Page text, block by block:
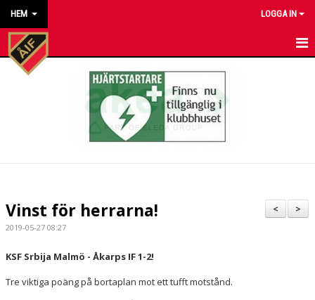
HEM LOGGA IN
HEM
KONTAKT ÅKARP IF
OM FÖRENINGEN
DOKUMENT
>
<
Vinst för herrarna!
2019-05-27 08:27
KSF Srbija Malmö - Åkarps IF 1-2!
Tre viktiga poäng på bortaplan mot ett tufft motstånd.